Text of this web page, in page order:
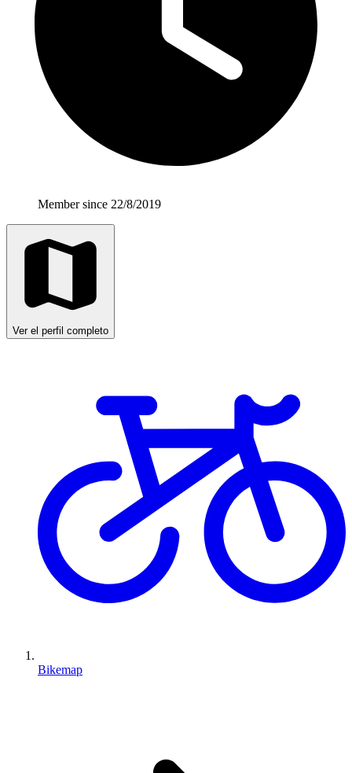
Member since 22/8/2019
Ver el perfil completo
Bikemap